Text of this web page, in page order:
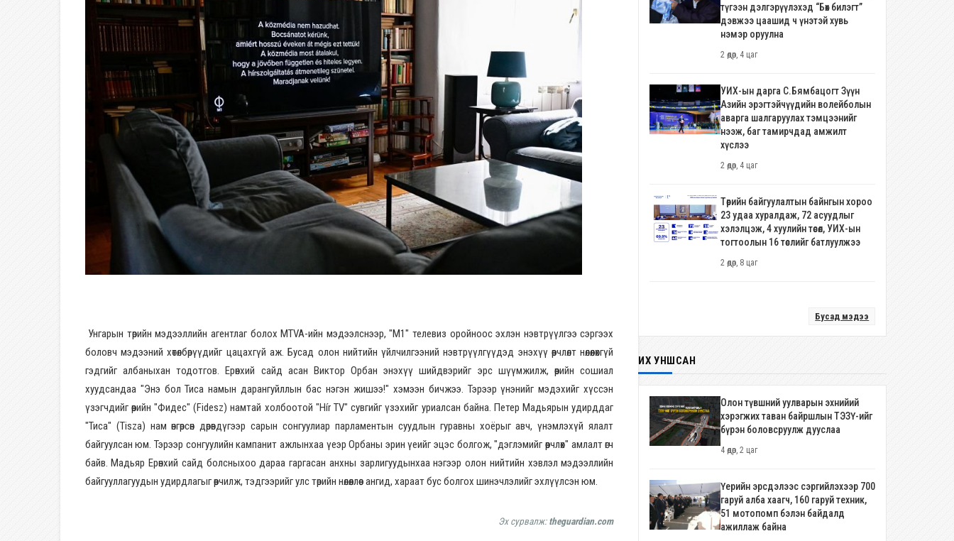
Унгарын төрийн мэдээллийн агентлаг болох MTVA-ийн мэдээлснээр, "М1" телевиз оройноос эхлэн нэвтрүүлгээ сэргээх
боловч мэдээний хөтөлбөрүүдийг цацахгүй аж. Бусад олон нийтийн үйлчилгээний нэвтрүүлгүүдэд энэхүү өөрчлөлт нөлөөлөхгүй
гэдгийг албаныхан тодотгов. Ерөнхий сайд асан Виктор Орбан энэхүү шийдвэрийг эрс шүүмжилж, өөрийн сошиал
хуудсандаа "Энэ бол Тиса намын дарангуйллын бас нэгэн жишээ!" хэмээн бичжээ. Тэрээр үнэнийг мэдэхийг хүссэн
үзэгчдийг өөрийн "Фидес" (Fidesz) намтай холбоотой "Hír TV" сувгийг үзэхийг уриалсан байна. Петер Мадьярын удирддаг
"Тиса" (Tisza) нам өнгөрсөн дөрөвдүгээр сарын сонгуулиар парламентын суудлын гуравны хоёрыг авч, үнэмлэхүй ялалт
байгуулсан юм. Тэрээр сонгуулийн кампанит ажлынхаа үеэр Орбаны эрин үеийг эцэс болгож, "дэглэмийг өөрчлөх" амлалт өгч
байв. Мадьяр Ерөнхий сайд болсныхоо дараа гаргасан анхны зарлигуудынхаа нэгээр олон нийтийн хэвлэл мэдээллийн
байгууллагуудын удирдлагыг өөрчилж, тэдгээрийг улс төрийн нөлөөллөөс ангид, хараат бус болгох шинэчлэлийг эхлүүлсэн юм.
Эх сурвалж:theguardian.com
түгээн дэлгэрүүлэхэд “Бөх билэгт”
дэвжээ цаашид ч үнэтэй хувь
нэмэр оруулна
2 өдөр, 4 цаг
УИХ-ын дарга С.Бямбацогт Зүүн
Азийн эрэгтэйчүүдийн волейболын
аварга шалгаруулах тэмцээнийг
нээж, баг тамирчдад амжилт
хүслээ
2 өдөр, 4 цаг
Төрийн байгуулалтын байнгын хороо
23 удаа хуралдаж, 72 асуудлыг
хэлэлцэж, 4 хуулийн төсөл, УИХ-ын
тогтоолын 16 төслийг батлуулжээ
2 өдөр, 8 цаг
Бусад мэдээ
ИХ УНШСАН
Олон түвшний уулварын эхнийий
хэрэгжих таван байршлын ТЭЗҮ-ийг
бүрэн боловсруулж дууслаа
4 өдөр, 2 цаг
Үерийн эрсдэлээс сэргийлэхээр 700
гаруй алба хаагч, 160 гаруй техник,
51 мотопомп бэлэн байдалд
ажиллаж байна